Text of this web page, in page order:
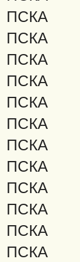
ПСКА
ПСКА
ПСКА
ПСКА
ПСКА
ПСКА
ПСКА
ПСКА
ПСКА
ПСКА
ПСКА
ПСКА